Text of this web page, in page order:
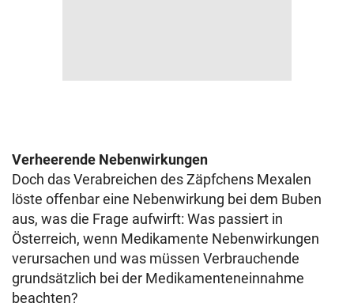
Verheerende Nebenwirkungen
Doch das Verabreichen des Zäpfchens Mexalen
löste offenbar eine Nebenwirkung bei dem Buben
aus, was die Frage aufwirft: Was passiert in
Österreich, wenn Medikamente Nebenwirkungen
verursachen und was müssen Verbrauchende
grundsätzlich bei der Medikamenteneinnahme
beachten?